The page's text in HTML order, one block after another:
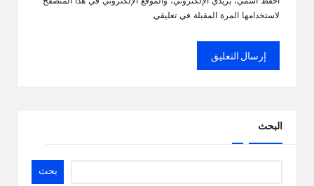
احفظ اسمي، بريدي الإلكتروني، والموقع الإلكتروني في هذا المتصفح
لاستخدامها المرة المقبلة في تعليقي.
البحث
بحث